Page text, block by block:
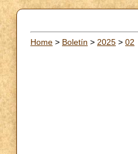
Home > Boletín > 2025 > 02